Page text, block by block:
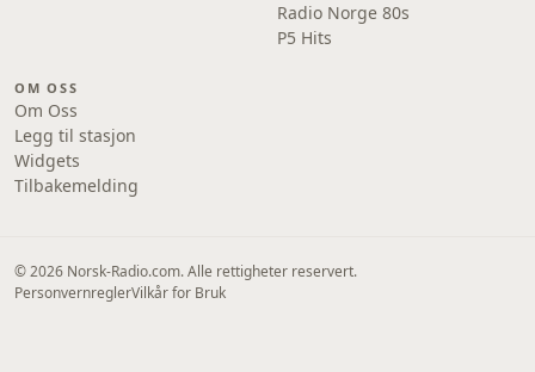
Radio Norge 80s
P5 Hits
OM OSS
Om Oss
Legg til stasjon
Widgets
Tilbakemelding
© 2026 Norsk-Radio.com. Alle rettigheter reservert.
PersonvernreglerVilkår for Bruk